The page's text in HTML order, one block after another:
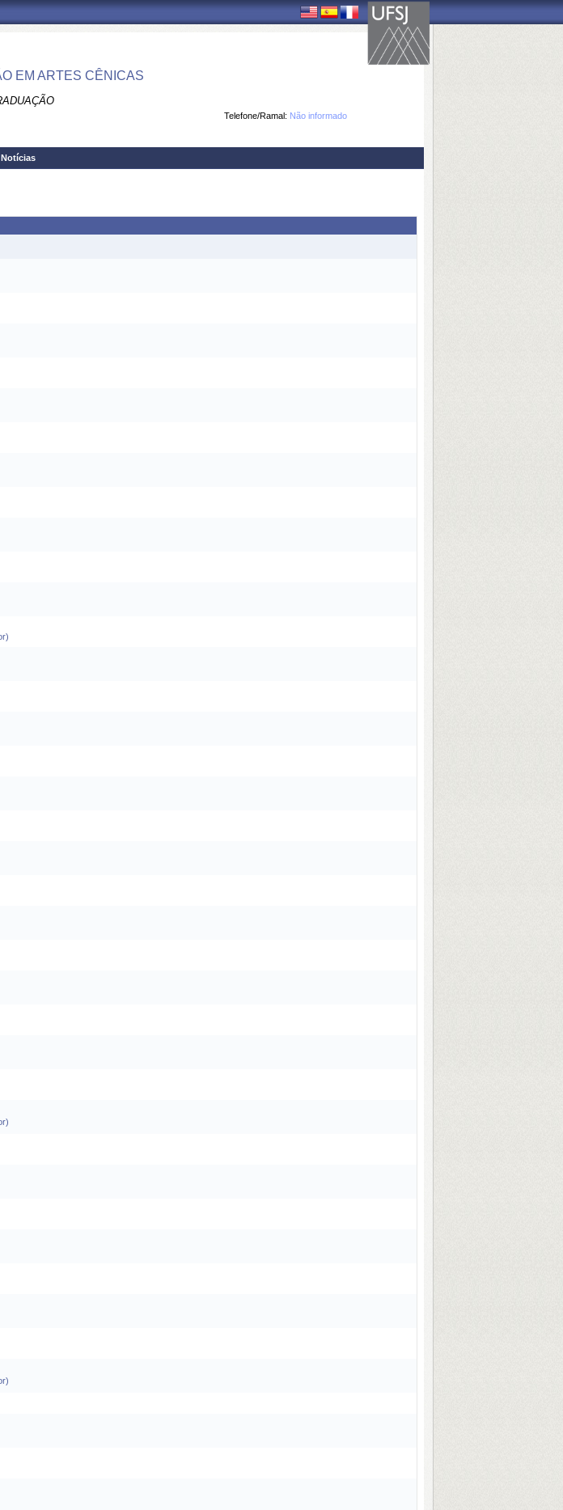
EM ARTES CÊNICAS
Telefone/Ramal: Não informado
Notícias